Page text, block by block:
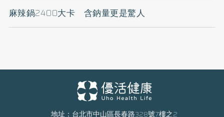
麻辣鍋2400大卡 含鈉量更是驚人
地址：台北市中山區長春路328號7樓之2